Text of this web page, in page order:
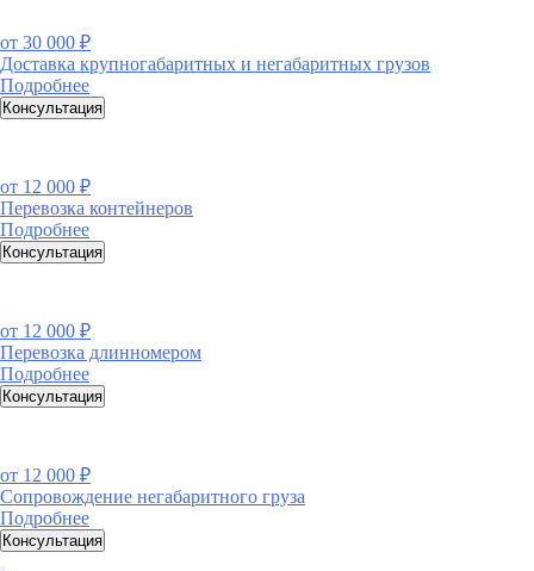
от 30 000 ₽
Доставка крупногабаритных и негабаритных грузов
Подробнее
Консультация
от 12 000 ₽
Перевозка контейнеров
Подробнее
Консультация
от 12 000 ₽
Перевозка длинномером
Подробнее
Консультация
от 12 000 ₽
Сопровождение негабаритного груза
Подробнее
Консультация